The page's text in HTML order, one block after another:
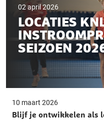
02 april 2026
LOCATIES
SEIZOEN
10 maart 2026
Blijf je ontwikkelen als